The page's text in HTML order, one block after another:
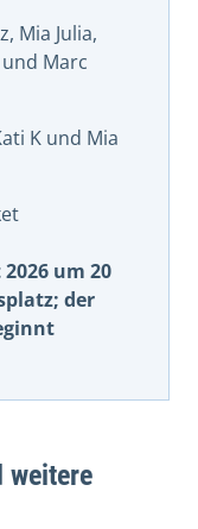
Mia Julia,
Marc
K und Mia
um 20
der
weitere